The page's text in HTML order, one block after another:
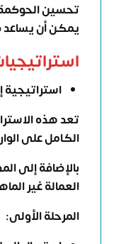
تحسين
يمكن أن يساعد
استراتيجية
تعد هذه
الكامل على
بالإضافة إلى
العمالة غير
المرحلة الأولى: